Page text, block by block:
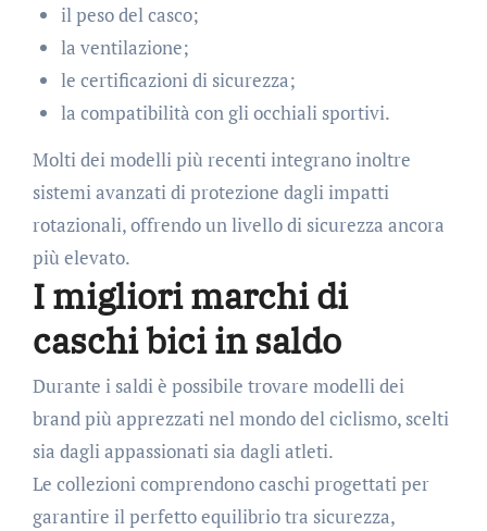
il peso del casco;
la ventilazione;
le certificazioni di sicurezza;
la compatibilità con gli occhiali sportivi.
Molti dei modelli più recenti integrano inoltre
sistemi avanzati di protezione dagli impatti
rotazionali, offrendo un livello di sicurezza ancora
più elevato.
I migliori marchi di
caschi bici in saldo
Durante i saldi è possibile trovare modelli dei
brand più apprezzati nel mondo del ciclismo, scelti
sia dagli appassionati sia dagli atleti.
Le collezioni comprendono caschi progettati per
garantire il perfetto equilibrio tra sicurezza,